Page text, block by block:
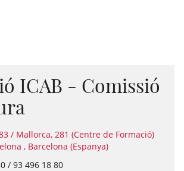
ICAB - Comissió
/ Mallorca, 281 (Centre de Formació)
, Barcelona (Espanya)
/ 93 496 18 80